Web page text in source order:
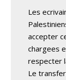
Les
accepter
chargees
respecter
Le